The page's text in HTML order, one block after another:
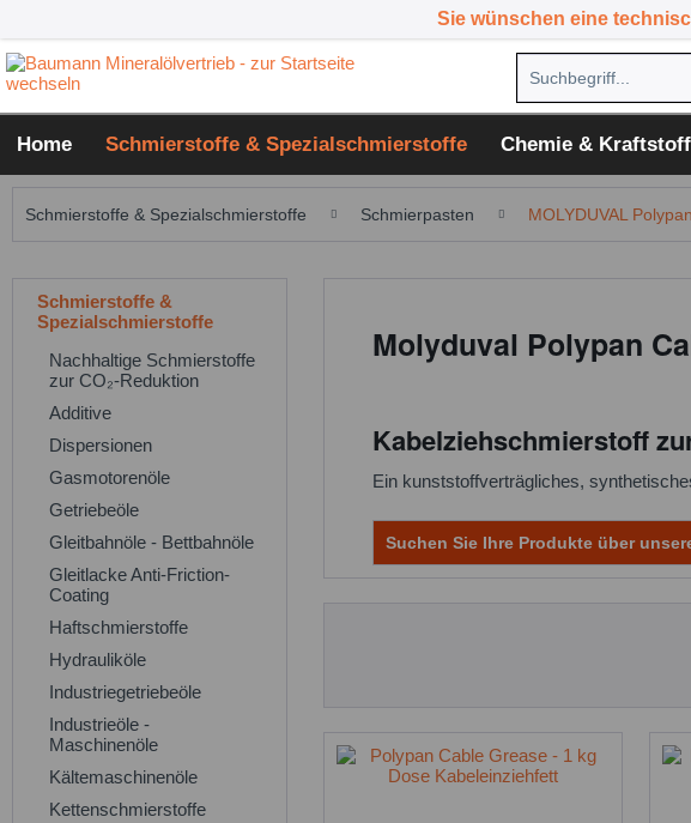
Sie wünschen eine
Home Schmierstoffe & Spezialschmierstoffe Chemie &
Schmierstoffe & Spezialschmierstoffe Schmierpasten MOLYDUVAL
Schmierstoffe &
Spezialschmierstoffe
Nachhaltige Schmierstoffe
zur CO₂-Reduktion
Additive
Dispersionen
Gasmotorenöle
Getriebeöle
Gleitbahnöle - Bettbahnöle
Gleitlacke Anti-Friction-
Coating
Haftschmierstoffe
Hydrauliköle
Industriegetriebeöle
Industrieöle -
Maschinenöle
Kältemaschinenöle
Kettenschmierstoffe
Molyduval Polypan
Kabelziehschmierstoff
Ein kunststoffverträgliches,
Suchen Sie Ihre Produkte über